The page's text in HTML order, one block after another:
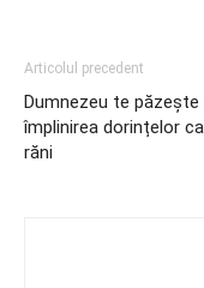
Articolul precedent
Dumnezeu te păzește
împlinirea dorințelor
răni